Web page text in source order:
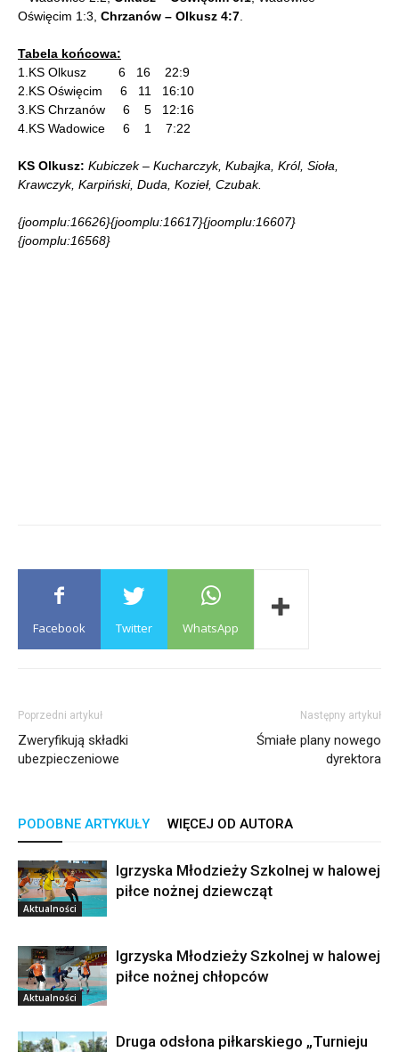
Oświęcim 1:3, Chrzanów – Olkusz 4:7
Tabela końcowa:
1.KS Olkusz 6 16 22:9
2.KS Oświęcim 6 11 16:10
3.KS Chrzanów 6 5 12:16
4.KS Wadowice 6 1 7:22
KS Olkusz: Kubiczek – Kucharczyk, Kubajka, Król, Sioła,
Krawczyk, Karpiński, Duda, Kozieł, Czubak.
{joomplu:16626}{joomplu:16617}{joomplu:16607}
{joomplu:16568}
Facebook Twitter WhatsApp
Poprzedni artykuł
Zweryfikują składki
ubezpieczeniowe
Następny artykuł
Śmiałe plany nowego
dyrektora
PODOBNE ARTYKUŁY WIĘCEJ OD AUTORA
Aktualności
Igrzyska Młodzieży Szkolnej w halowej
piłce nożnej dziewcząt
Aktualności
Igrzyska Młodzieży Szkolnej w halowej
piłce nożnej chłopców
Druga odsłona piłkarskiego „Turnieju